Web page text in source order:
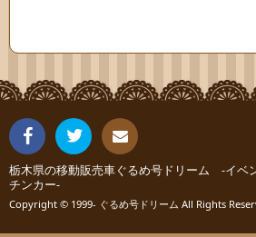
Fac
ebo
Twit
ter
連絡
先
栃木県の移動販売車ぐるめ号ドリーム -イベ
チンカー-
Copyright © 1999- ぐるめ号ドリーム All Rights